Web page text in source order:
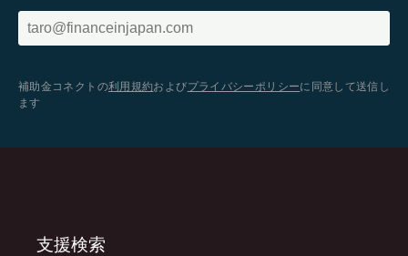
補助金コネクトの利用規約およびプライバシーポリシーに同意して送信し
ます
支援検索